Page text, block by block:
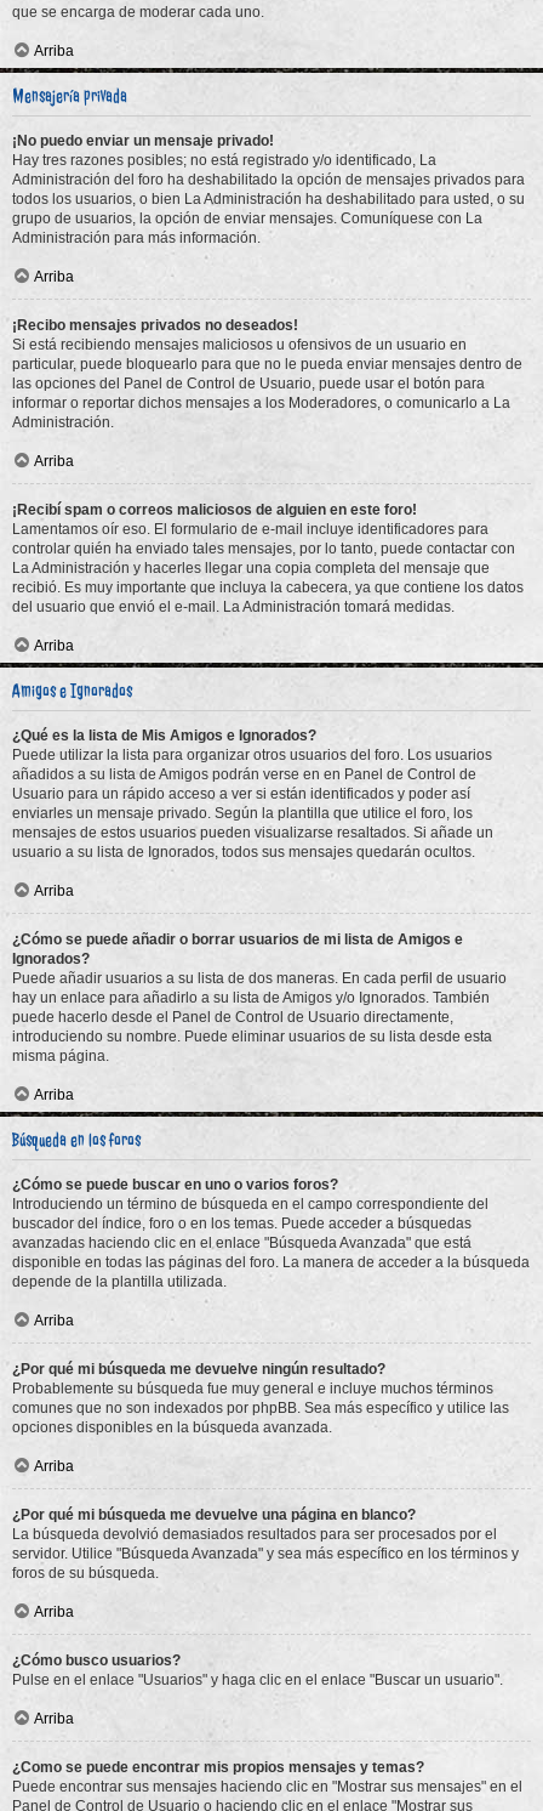
que se encarga de moderar cada uno.
Arriba
Mensajería privada
¡No puedo enviar un mensaje privado!
Hay tres razones posibles; no está registrado y/o identificado, La
Administración del foro ha deshabilitado la opción de mensajes privados para
todos los usuarios, o bien La Administración ha deshabilitado para usted, o su
grupo de usuarios, la opción de enviar mensajes. Comuníquese con La
Administración para más información.
Arriba
¡Recibo mensajes privados no deseados!
Si está recibiendo mensajes maliciosos u ofensivos de un usuario en
particular, puede bloquearlo para que no le pueda enviar mensajes dentro de
las opciones del Panel de Control de Usuario, puede usar el botón para
informar o reportar dichos mensajes a los Moderadores, o comunicarlo a La
Administración.
Arriba
¡Recibí spam o correos maliciosos de alguien en este foro!
Lamentamos oír eso. El formulario de e-mail incluye identificadores para
controlar quién ha enviado tales mensajes, por lo tanto, puede contactar con
La Administración y hacerles llegar una copia completa del mensaje que
recibió. Es muy importante que incluya la cabecera, ya que contiene los datos
del usuario que envió el e-mail. La Administración tomará medidas.
Arriba
Amigos e Ignorados
¿Qué es la lista de Mis Amigos e Ignorados?
Puede utilizar la lista para organizar otros usuarios del foro. Los usuarios
añadidos a su lista de Amigos podrán verse en en Panel de Control de
Usuario para un rápido acceso a ver si están identificados y poder así
enviarles un mensaje privado. Según la plantilla que utilice el foro, los
mensajes de estos usuarios pueden visualizarse resaltados. Si añade un
usuario a su lista de Ignorados, todos sus mensajes quedarán ocultos.
Arriba
¿Cómo se puede añadir o borrar usuarios de mi lista de Amigos e
Ignorados?
Puede añadir usuarios a su lista de dos maneras. En cada perfil de usuario
hay un enlace para añadirlo a su lista de Amigos y/o Ignorados. También
puede hacerlo desde el Panel de Control de Usuario directamente,
introduciendo su nombre. Puede eliminar usuarios de su lista desde esta
misma página.
Arriba
Búsqueda en los foros
¿Cómo se puede buscar en uno o varios foros?
Introduciendo un término de búsqueda en el campo correspondiente del
buscador del índice, foro o en los temas. Puede acceder a búsquedas
avanzadas haciendo clic en el enlace "Búsqueda Avanzada" que está
disponible en todas las páginas del foro. La manera de acceder a la búsqueda
depende de la plantilla utilizada.
Arriba
¿Por qué mi búsqueda me devuelve ningún resultado?
Probablemente su búsqueda fue muy general e incluye muchos términos
comunes que no son indexados por phpBB. Sea más específico y utilice las
opciones disponibles en la búsqueda avanzada.
Arriba
¿Por qué mi búsqueda me devuelve una página en blanco?
La búsqueda devolvió demasiados resultados para ser procesados por el
servidor. Utilice "Búsqueda Avanzada" y sea más específico en los términos y
foros de su búsqueda.
Arriba
¿Cómo busco usuarios?
Pulse en el enlace "Usuarios" y haga clic en el enlace "Buscar un usuario".
Arriba
¿Como se puede encontrar mis propios mensajes y temas?
Puede encontrar sus mensajes haciendo clic en "Mostrar sus mensajes" en el
Panel de Control de Usuario o haciendo clic en el enlace "Mostrar sus